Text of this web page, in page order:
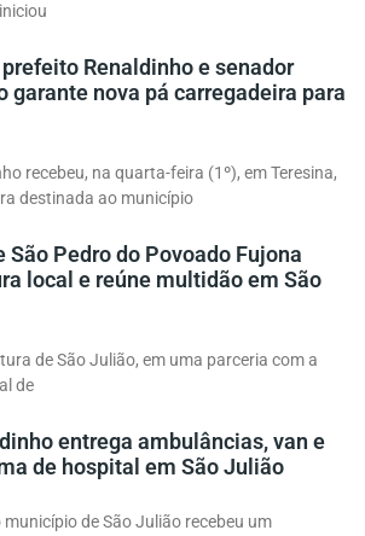
Renaldinho e senador
garante nova pá carregadeira para
recebeu, na quarta-feira (1º), em Teresina,
destinada ao município
São Pedro do Povoado Fujona
local e reúne multidão em São
de São Julião, em uma parceria com a
de
entrega ambulâncias, van e
de hospital em São Julião
de São Julião recebeu um